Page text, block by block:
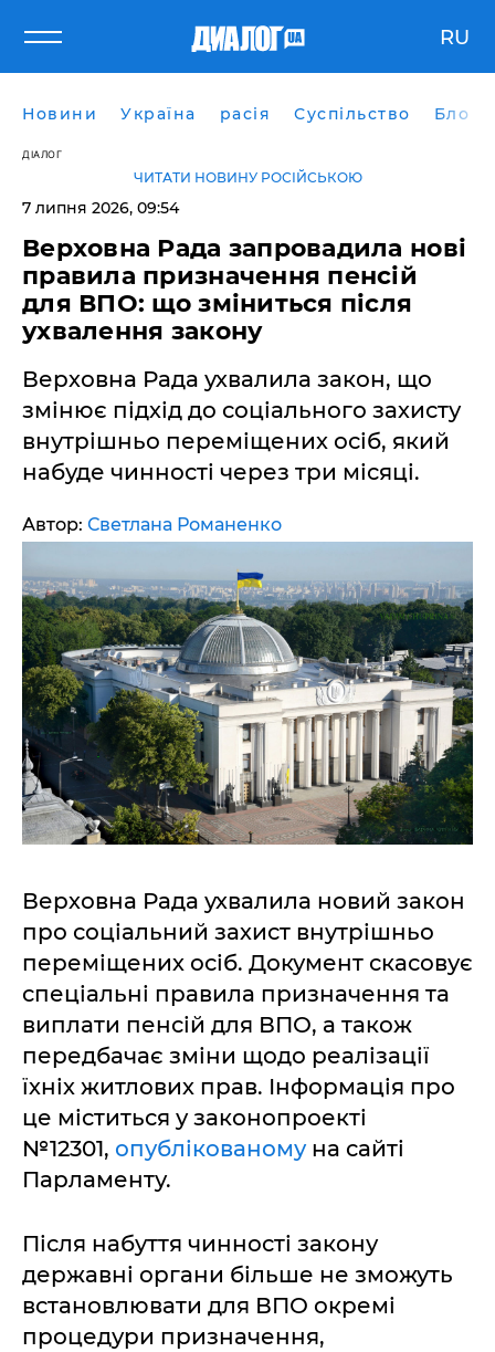
RU
Новини Україна расія Суспільство Блоги
ДІАЛОГ
ЧИТАТИ НОВИНУ РОСІЙСЬКОЮ
7 липня 2026, 09:54
Верховна Рада запровадила нові
правила призначення пенсій
для ВПО: що зміниться після
ухвалення закону
Верховна Рада ухвалила закон, що
змінює підхід до соціального захисту
внутрішньо переміщених осіб, який
набуде чинності через три місяці.
Автор: Светлана Романенко
Верховна Рада ухвалила новий закон
про соціальний захист внутрішньо
переміщених осіб. Документ скасовує
спеціальні правила призначення та
виплати пенсій для ВПО, а також
передбачає зміни щодо реалізації
їхніх житлових прав. Інформація про
це міститься у законопроекті
№12301, опублікованомуна сайті
Парламенту.
Після набуття чинності закону
державні органи більше не зможуть
встановлювати для ВПО окремі
процедури призначення,